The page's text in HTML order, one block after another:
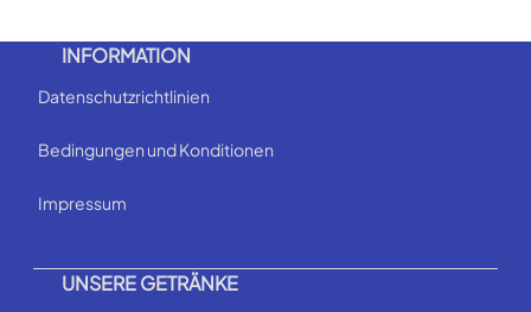
INFORMATION
Datenschutzrichtlinien
Bedingungen und Konditionen
Impressum
UNSERE GETRÄNKE